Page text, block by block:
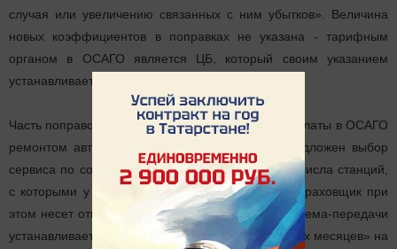
случая или увеличению связанных с ним убытков». Величина
новых коэффициентов в поправках не указана - тарифным
органом в ОСАГО является ЦБ, который своим указанием
устанавливает параметры цены полиса.
Часть поправок посвящена замене денежной выплаты в ОСАГО
ремонтом автомобиля. Потерпевшим будет предложен выбор
сервиса по согласованию со страховщиком - из числа станций,
с которыми у компании заключены договоры. Страховщик при
этом несет ответственность за ремонт, в акте приема-передачи
устанавливается гарантийный срок «не менее двух месяцев» на